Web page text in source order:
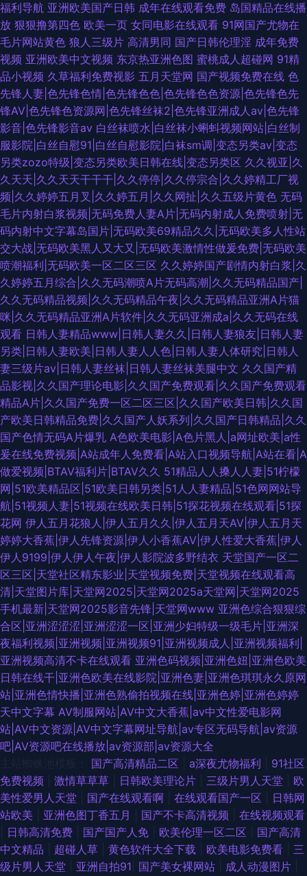
福利导航 亚洲欧美国产日韩 成年在线观看免费 岛国精品在线播
放 狠狠撸第四色 欧美一页 女同电影在线观看 91网国产尤物在
毛片网站黄色 狼人三级片 高清男同 国产日韩伦理淫 成年免费
视频 亚洲欧美中文视频 东京热亚洲色图 蜜桃成人超碰网 91精
品小视频 久草福利免费视影 五月天堂网 国产视频免费在线 色
先锋人妻|色先锋色情|色先锋色色|色先锋色色资源|色先锋色先
锋AV|色先锋色资源网|色先锋丝袜2|色先锋亚洲成人av|色先锋
影音|色先锋影音av 白丝袜喷水|白丝袜小蝌蚪视频网站|白丝制
服影院|白丝自慰91|白丝自慰影院|白袜sm调|变态另类av|变态
另类zozo特级|变态另类欧美日韩在线|变态另类区 久久视亚|久
久天天|久久天天干干干|久久停停|久久停宗合|久久婷精工厂视
频|久久婷婷五月叉|久久婷五月|久久网扯|久久五级片黄色 无码
毛片内射白浆视频|无码免费人妻A片|无码内射成人免费喷射|无
码内射中文字幕岛国片|无码欧美69精品久久|无码欧美多人性站
交大战|无码欧美黑人又大又|无码欧美激情性做爰免费|无码欧美
喷潮福利|无码欧美一区二区三区 久久婷婷国产剧情内射白浆|久
久婷婷五月综合|久久无码潮喷A片无码高潮|久久无码精品国产|
久久无码精品视频|久久无码精品午夜|久久无码精品亚洲A片猫
咪|久久无码精品亚洲A片软件|久久无码亚洲成a|久久无码在线
观看 日韩人妻精品www|日韩人妻久久|日韩人妻狼友|日韩人妻
另类|日韩人妻欧美|日韩人妻人人色|日韩人妻人体研究|日韩人
妻三级片av|日韩人妻丝袜|日韩人妻丝袜美腿中文 久久国产精
品影视|久久国产理论电影|久久国产免费观看|久久国产免费观看
精品A片|久久国产免费一区二区三区|久久国产欧美日韩|久久国
产欧美日韩精品免费|久久国产人妖系列|久久国产日韩精品|久久
国产色情无码A片爆乳 A色欧美电影|A色片黑人|a网址欧美|a性
爰在线免费视频|A站成年人免费看|A站入口视频导航|A站在看|A
做爱视频|BTAV福利片|BTAV久久 51精品人人搡人人妻|51柠檬
网|51欧美精品区|51欧美日韩另类|51人人妻精品|51色网网站导
航|51视频人妻|51视频在线欧美日韩|51探花视频在线观看|51探
花网 伊人五月花狼人|伊人五月久久|伊人五月天AV|伊人五月天
婷婷大香蕉|伊人先锋资源|伊人小香蕉AV|伊人性爱大香蕉|伊人
伊人9199|伊人伊人午夜|伊人影院波多野结衣 天堂国产一区二
区三区|天堂社区精东影业|天堂视频免费|天堂视频在线观看高
清|天堂图片库|天堂网2025|天堂网2025a天堂网|天堂网2025
手机最新|天堂网2025影音先锋|天堂网www 亚洲色综合狠狠综
合区|亚洲涩涩涩|亚洲涩涩一区|亚洲少妇特级一级毛片|亚洲深
夜福利视频|亚洲视频|亚洲视频91|亚洲视频成人|亚洲视频福利|
亚洲视频高清不卡在线观看 亚洲色码视频|亚洲色妞|亚洲色欧美
日韩在线干|亚洲色欧美在线影院|亚洲色妻|亚洲色琪琪永久原网
站|亚洲色情快播|亚洲色熟偷拍视频在线|亚洲色婷|亚洲色婷婷
天中文字幕 AV制服网站|AV中文大香蕉|av中文性爱电影网
站|AV中文资源|AV中文字幕网址导航|av专区无码导航|av资源
吧|AV资源吧在线播放|av资源部|av资源大全
国产高清精品二区 a深夜尤物福利
91社区
免费视频
激情草草草 日韩欧美理论片 三级片男人天堂
欧
美性爱男人天堂
国产在线观看啊 在线观看国产一区
日韩网
站欧美
亚洲色图丁香五月 国产不卡高清视频
在线视频观看
日韩高清免费 国产国产人免 欧美伦理一区二区
国产高清
中文精品
超碰人草 黄色软件大全下载 欧美电影免费看
三
级片男人天堂
亚洲自拍91 国产美女裸网站 成人动漫图片